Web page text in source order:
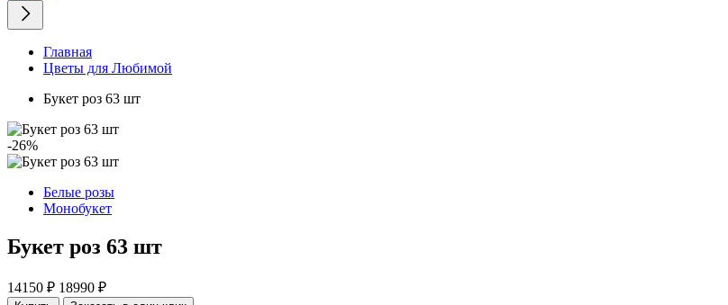
Главная
Цветы для Любимой
Букет роз 63 шт
-26%
Белые розы
Монобукет
Букет роз 63 шт
14150 ₽ 18990 ₽